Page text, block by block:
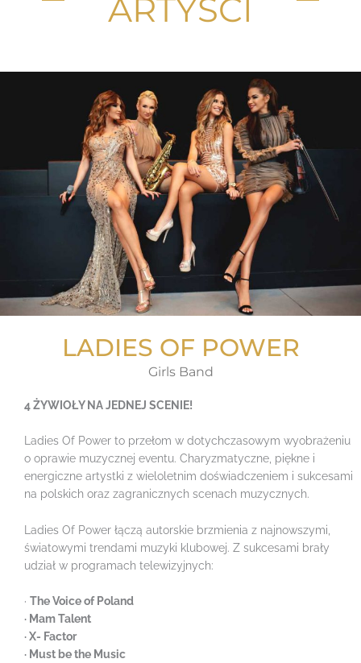
ARTYŚCI
LADIES OF POWER
Girls Band
4 ŻYWIOŁY NA JEDNEJ SCENIE!
Ladies Of Power to przełom w dotychczasowym wyobrażeniu
o oprawie muzycznej eventu. Charyzmatyczne, piękne i
energiczne artystki z wieloletnim doświadczeniem i sukcesami
na polskich oraz zagranicznych scenach muzycznych.
Ladies Of Power łączą autorskie brzmienia z najnowszymi,
światowymi trendami muzyki klubowej. Z sukcesami brały
udział w programach telewizyjnych:
· The Voice of Poland
· Mam Talent
· X- Factor
· Must be the Music